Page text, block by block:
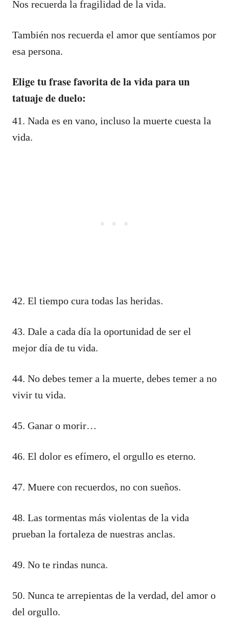
Nos recuerda la fragilidad de la vida.
También nos recuerda el amor que sentíamos por
esa persona.
Elige tu frase favorita de la vida para un
tatuaje de duelo:
41. Nada es en vano, incluso la muerte cuesta la
vida.
42. El tiempo cura todas las heridas.
43. Dale a cada día la oportunidad de ser el
mejor día de tu vida.
44. No debes temer a la muerte, debes temer a no
vivir tu vida.
45. Ganar o morir…
46. El dolor es efímero, el orgullo es eterno.
47. Muere con recuerdos, no con sueños.
48. Las tormentas más violentas de la vida
prueban la fortaleza de nuestras anclas.
49. No te rindas nunca.
50. Nunca te arrepientas de la verdad, del amor o
del orgullo.